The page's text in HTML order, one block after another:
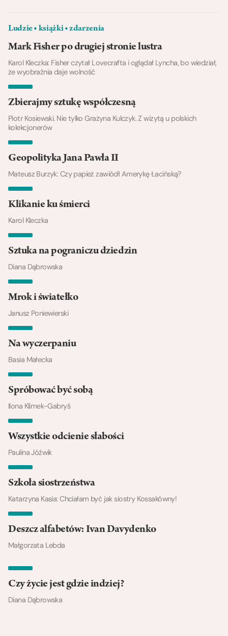
Ludzie ◆ książki ◆ zdarzenia
Mark Fisher po drugiej stronie lustra
Karol Kleczka: Fisher czytał Lovecrafta i oglądał Lyncha, bo wiedział,
że wyobraźnia daje wolność
Zbierajmy sztukę współczesną
Piotr Kosiewski. Nie tylko Grażyna Kulczyk. Z wizytą u polskich
kolekcjonerów
Geopolityka Jana Pawła II
Mateusz Burzyk: Czy papież zawiódł Amerykę Łacińską?
Klikanie ku śmierci
Karol Kleczka
Sztuka na pograniczu dziedzin
Diana Dąbrowska
Mrok i światełko
Janusz Poniewierski
Na wyczerpaniu
Basia Małecka
Spróbować być sobą
Ilona Klimek-Gabryś
Wszystkie odcienie słabości
Paulina Jóźwik
Szkoła siostrzeństwa
Katarzyna Kasia: Chciałam być jak siostry Kossakówny!
Deszcz alfabetów: Ivan Davydenko
Małgorzata Lebda
Czy życie jest gdzie indziej?
Diana Dąbrowska